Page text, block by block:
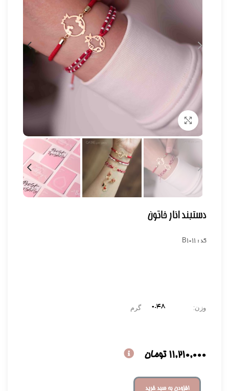
برای بزرگنمایی کلیک کنید
دستبند انار خاتون
کد : B1011
وزن: ۰.۴۸ گرم
11,210,000 تومان
افزودن به سبد خرید